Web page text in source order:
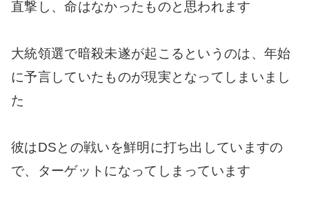
直撃し、命はなかったものと思われます
大統領選で暗殺未遂が起こるというのは、年始
に予言していたものが現実となってしまいまし
た
彼はDSとの戦いを鮮明に打ち出していますの
で、ターゲットになってしまっています